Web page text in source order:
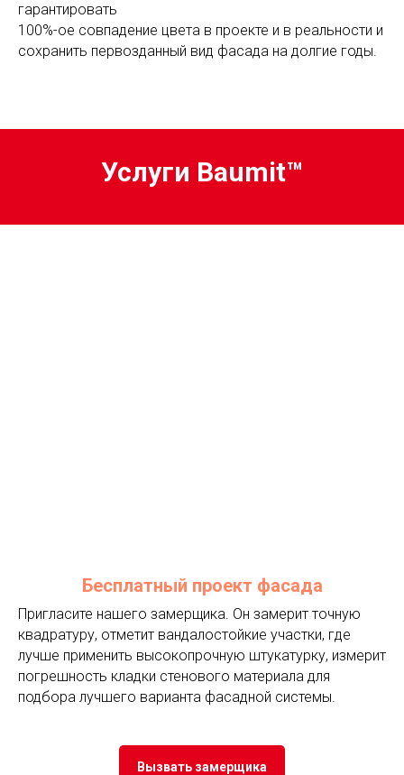
гарантировать
100%-ое совпадение цвета в проекте и в реальности и
сохранить первозданный вид фасада на долгие годы.
Услуги Baumit™
Бесплатный проект фасада
Пригласите нашего замерщика. Он замерит точную
квадратуру, отметит вандалостойкие участки, где
лучше применить высокопрочную штукатурку, измерит
погрешность кладки стенового материала для
подбора лучшего варианта фасадной системы.
Вызвать замерщика